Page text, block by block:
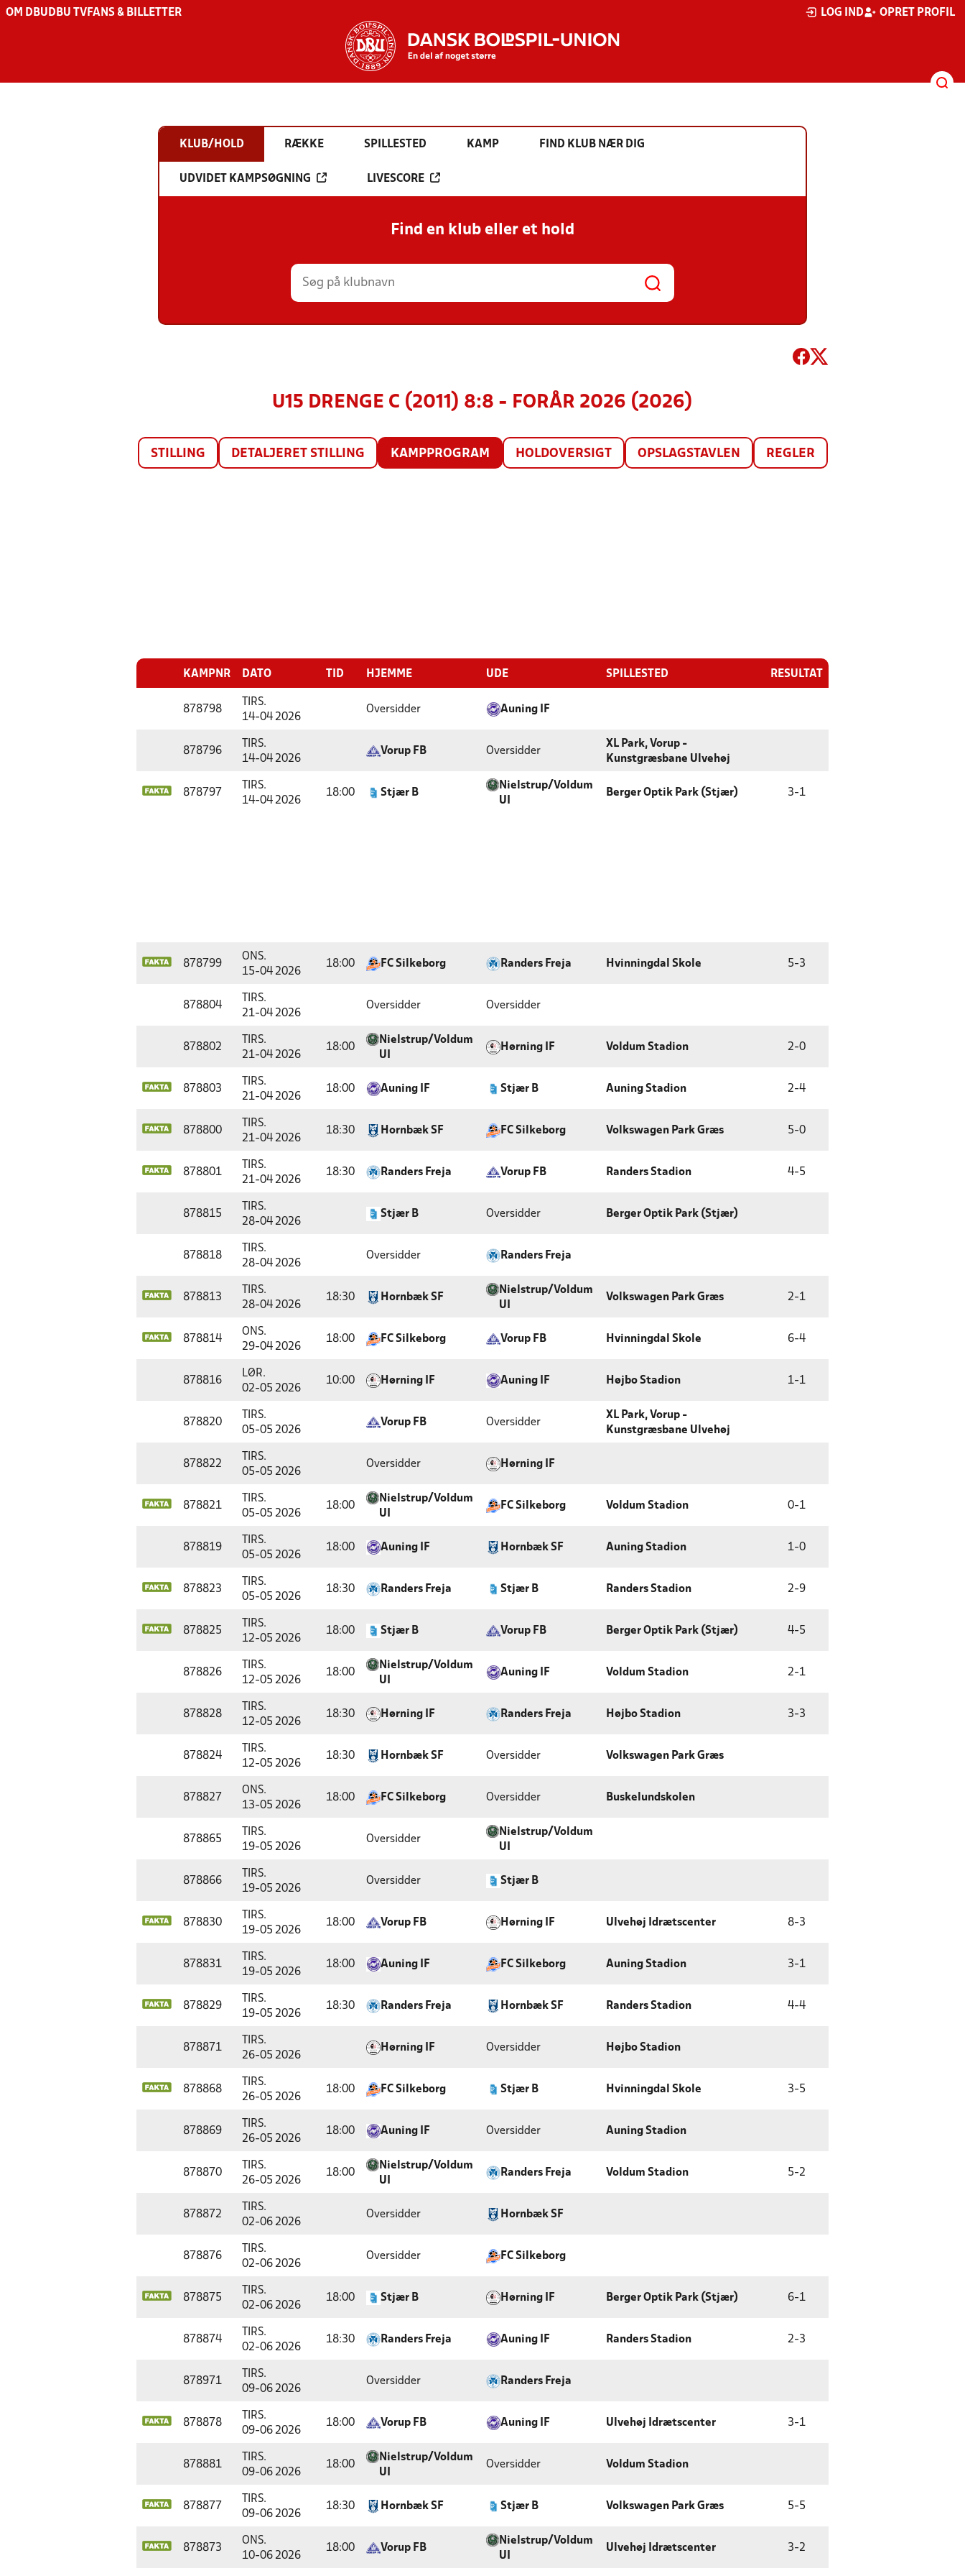
OM DBU DBU TV FANS & BILLETTER LOG IND OPRET PROFIL
KLUB/HOLD RÆKKE SPILLESTED KAMP FIND KLUB NÆR DIG
UDVIDET KAMPSØGNING LIVESCORE
Find en klub eller et hold
U15 DRENGE C (2011) 8:8 - FORÅR 2026 (2026)
STILLING DETALJERET STILLING KAMPPROGRAM HOLDOVERSIGT OPSLAGSTAVLEN REGLER
KAMPNR DATO TID HJEMME UDE SPILLESTED RESULTAT
878798
TIRS.
14-04 2026
Oversidder Auning IF
878796
TIRS.
14-04 2026
Vorup FB Oversidder
XL Park, Vorup -
Kunstgræsbane Ulvehøj
878797
TIRS.
14-04 2026
18:00 Stjær B
Nielstrup/Voldum
UI
Berger Optik Park (Stjær) 3-1
878799
ONS.
15-04 2026
18:00 FC Silkeborg Randers Freja Hvinningdal Skole 5-3
878804
TIRS.
21-04 2026
Oversidder Oversidder
878802
TIRS.
21-04 2026
18:00
Nielstrup/Voldum
UI
Hørning IF Voldum Stadion 2-0
878803
TIRS.
21-04 2026
18:00 Auning IF Stjær B Auning Stadion 2-4
878800
TIRS.
21-04 2026
18:30 Hornbæk SF FC Silkeborg Volkswagen Park Græs 5-0
878801
TIRS.
21-04 2026
18:30 Randers Freja Vorup FB Randers Stadion 4-5
878815
TIRS.
28-04 2026
Stjær B Oversidder Berger Optik Park (Stjær)
878818
TIRS.
28-04 2026
Oversidder Randers Freja
878813
TIRS.
28-04 2026
18:30 Hornbæk SF
Nielstrup/Voldum
UI
Volkswagen Park Græs 2-1
878814
ONS.
29-04 2026
18:00 FC Silkeborg Vorup FB Hvinningdal Skole 6-4
878816
LØR.
02-05 2026
10:00 Hørning IF Auning IF Højbo Stadion 1-1
878820
TIRS.
05-05 2026
Vorup FB Oversidder
XL Park, Vorup -
Kunstgræsbane Ulvehøj
878822
TIRS.
05-05 2026
Oversidder Hørning IF
878821
TIRS.
05-05 2026
18:00
Nielstrup/Voldum
UI
FC Silkeborg Voldum Stadion 0-1
878819
TIRS.
05-05 2026
18:00 Auning IF Hornbæk SF Auning Stadion 1-0
878823
TIRS.
05-05 2026
18:30 Randers Freja Stjær B Randers Stadion 2-9
878825
TIRS.
12-05 2026
18:00 Stjær B Vorup FB Berger Optik Park (Stjær) 4-5
878826
TIRS.
12-05 2026
18:00
Nielstrup/Voldum
UI
Auning IF Voldum Stadion 2-1
878828
TIRS.
12-05 2026
18:30 Hørning IF Randers Freja Højbo Stadion 3-3
878824
TIRS.
12-05 2026
18:30 Hornbæk SF Oversidder Volkswagen Park Græs
878827
ONS.
13-05 2026
18:00 FC Silkeborg Oversidder Buskelundskolen
878865
TIRS.
19-05 2026
Oversidder
Nielstrup/Voldum
UI
878866
TIRS.
19-05 2026
Oversidder Stjær B
878830
TIRS.
19-05 2026
18:00 Vorup FB Hørning IF Ulvehøj Idrætscenter 8-3
878831
TIRS.
19-05 2026
18:00 Auning IF FC Silkeborg Auning Stadion 3-1
878829
TIRS.
19-05 2026
18:30 Randers Freja Hornbæk SF Randers Stadion 4-4
878871
TIRS.
26-05 2026
Hørning IF Oversidder Højbo Stadion
878868
TIRS.
26-05 2026
18:00 FC Silkeborg Stjær B Hvinningdal Skole 3-5
878869
TIRS.
26-05 2026
18:00 Auning IF Oversidder Auning Stadion
878870
TIRS.
26-05 2026
18:00
Nielstrup/Voldum
UI
Randers Freja Voldum Stadion 5-2
878872
TIRS.
02-06 2026
Oversidder Hornbæk SF
878876
TIRS.
02-06 2026
Oversidder FC Silkeborg
878875
TIRS.
02-06 2026
18:00 Stjær B Hørning IF Berger Optik Park (Stjær) 6-1
878874
TIRS.
02-06 2026
18:30 Randers Freja Auning IF Randers Stadion 2-3
878971
TIRS.
09-06 2026
Oversidder Randers Freja
878878
TIRS.
09-06 2026
18:00 Vorup FB Auning IF Ulvehøj Idrætscenter 3-1
878881
TIRS.
09-06 2026
18:00
Nielstrup/Voldum
UI
Oversidder Voldum Stadion
878877
TIRS.
09-06 2026
18:30 Hornbæk SF Stjær B Volkswagen Park Græs 5-5
878873
ONS.
10-06 2026
18:00 Vorup FB
Nielstrup/Voldum
UI
Ulvehøj Idrætscenter 3-2